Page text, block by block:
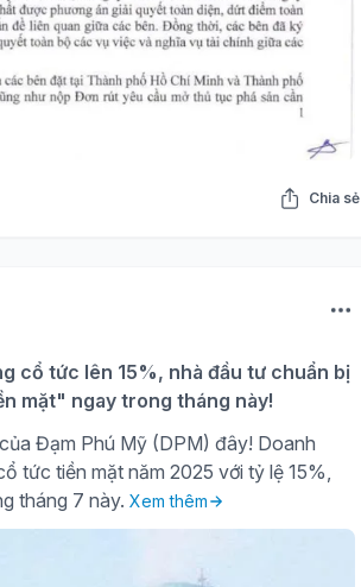
Chia sẻ
cổ tức lên 15%, nhà đầu tư chuẩn bị
mặt" ngay trong tháng này!
Đạm Phú Mỹ (DPM) đây! Doanh
tức tiền mặt năm 2025 với tỷ lệ 15%,
tháng 7 này. Xem thêm